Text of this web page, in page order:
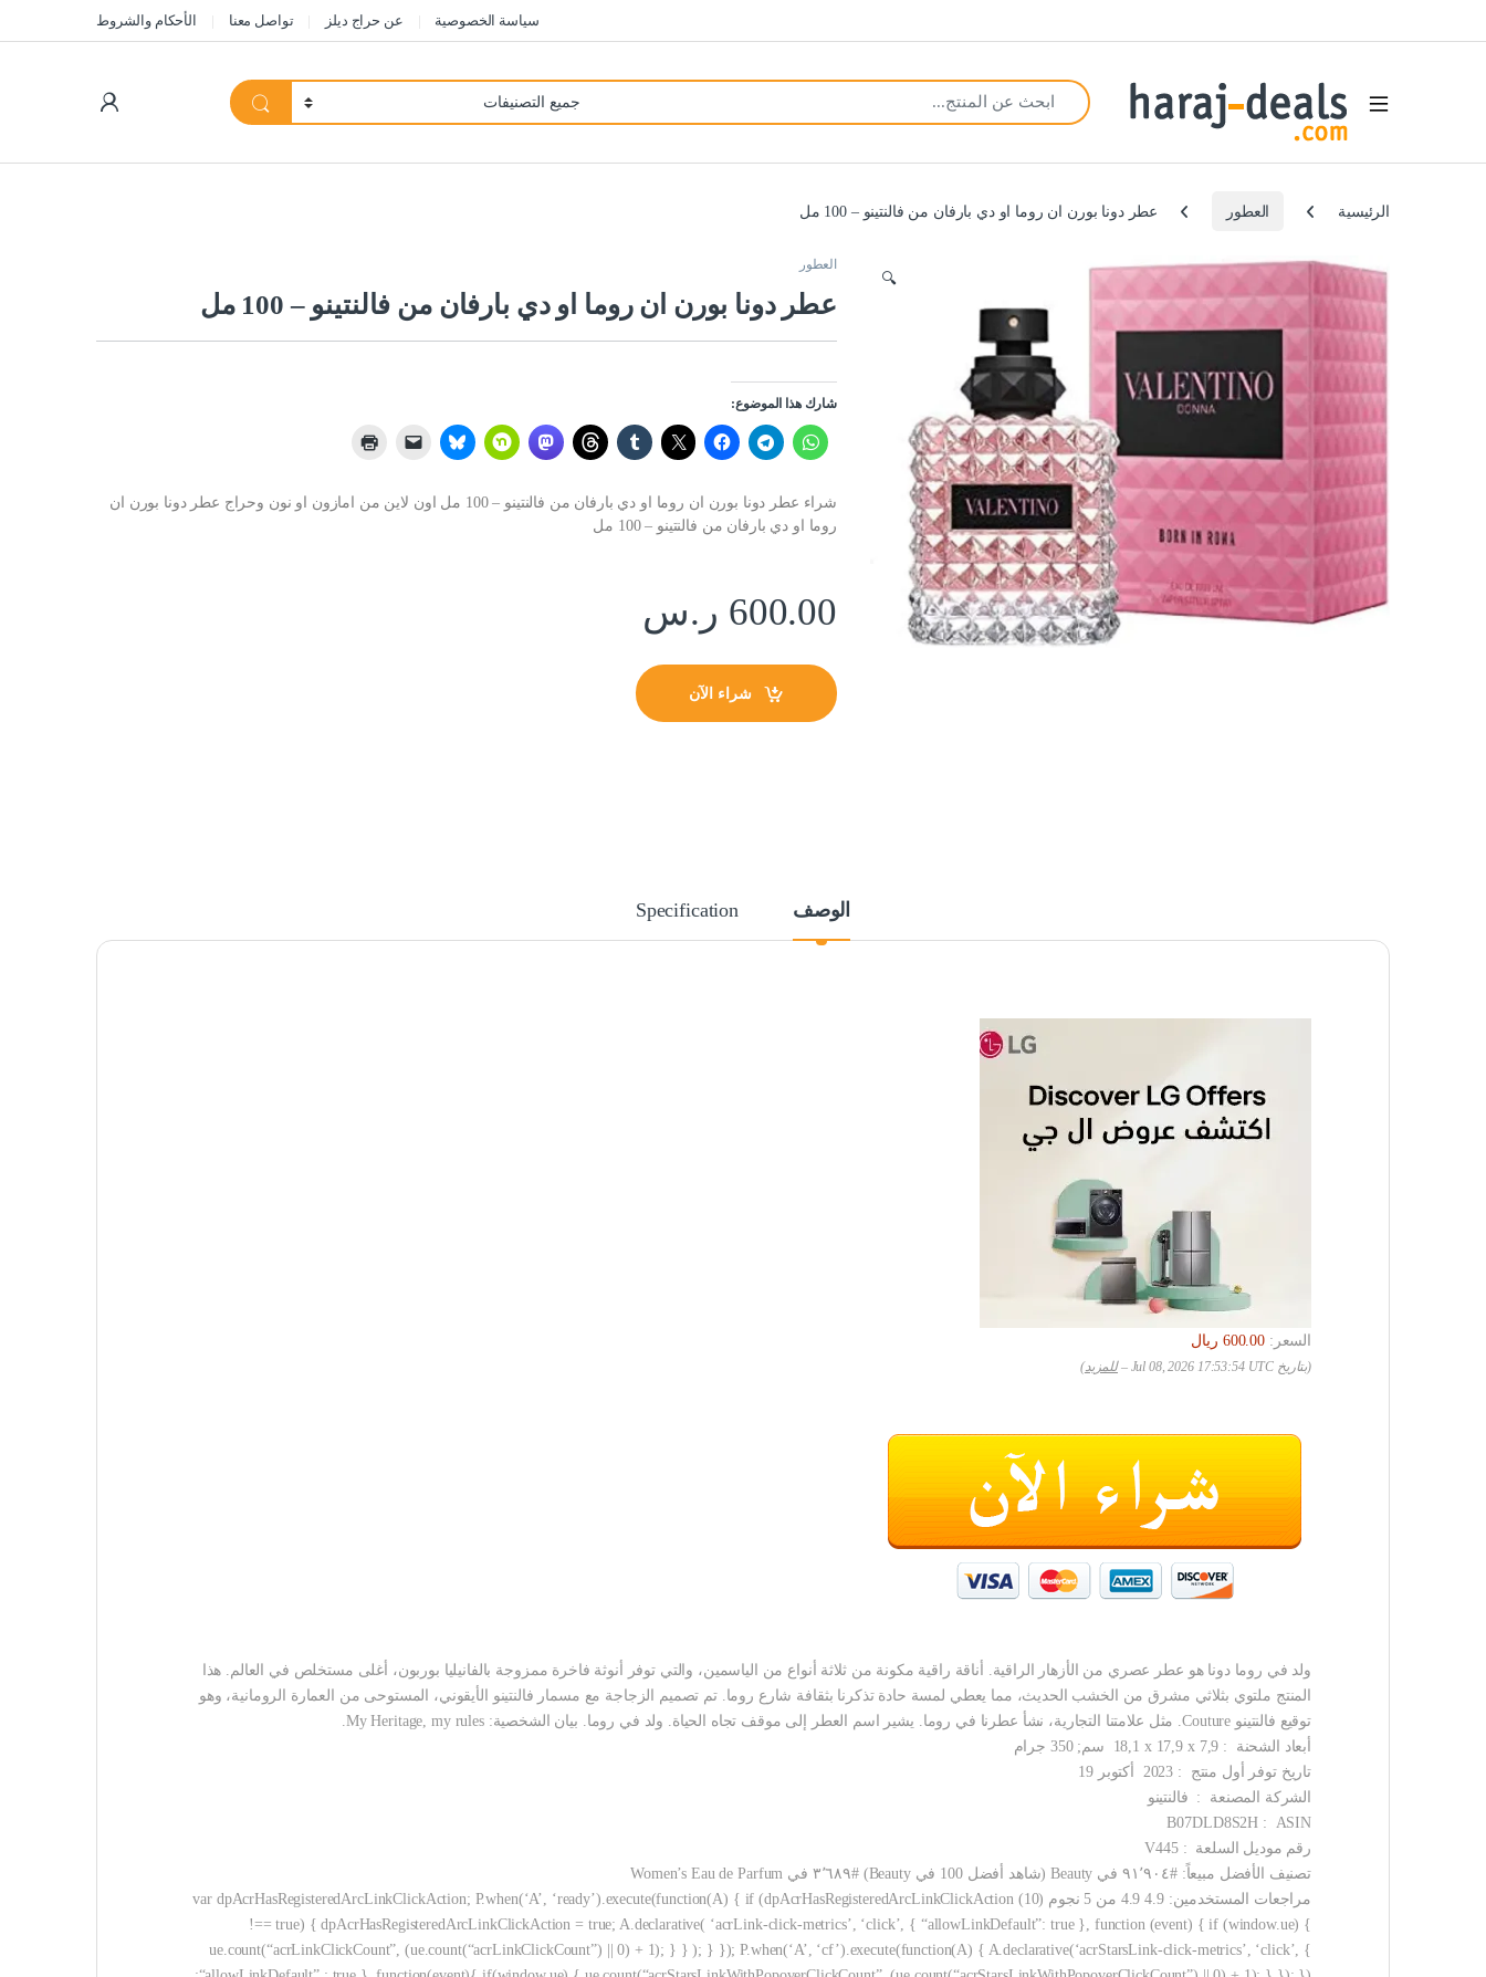
سياسة الخصوصية عن حراج ديلز تواصل معنا الأحكام والشروط
Open
Search for:
الرئيسية العطور عطر دونا بورن ان روما او دي بارفان من فالنتينو – 100 مل
🔍
العطور
عطر دونا بورن ان روما او دي بارفان من فالنتينو – 100 مل
شارك هذا الموضوع:
شراء عطر دونا بورن ان روما او دي بارفان من فالنتينو – 100 مل اون لاين من امازون او نون وحراج عطر دونا بورن ان
روما او دي بارفان من فالنتينو – 100 مل
600.00 ر.س
شراء الآن
الوصف Specification
السعر:
‏600.00 ريال
(بتاريخ Jul 08, 2026 17:53:54 UTC – للمزيد)
ولد في روما دونا هو عطر عصري من الأزهار الراقية. أناقة راقية مكونة من ثلاثة أنواع من الياسمين، والتي توفر أنوثة فاخرة ممزوجة بالفانيليا بوربون، أغلى مستخلص في العالم. هذا
المنتج ملتوي بثلاثي مشرق من الخشب الحديث، مما يعطي لمسة حادة تذكرنا بثقافة شارع روما. تم تصميم الزجاجة مع مسمار فالنتينو الأيقوني، المستوحى من العمارة الرومانية، وهو
توقيع فالنتينو Couture. مثل علامتنا التجارية، نشأ عطرنا في روما. يشير اسم العطر إلى موقف تجاه الحياة. ولد في روما. بيان الشخصية: My Heritage, my rules.
أبعاد الشحنة ‏ : ‎ 18,1 x 17,9 x 7,9 سم; 350 جرام
تاريخ توفر أول منتج ‏ : ‎ 2023 أكتوبر 19
الشركة المصنعة ‏ : ‎ فالنتينو
ASIN ‏ : ‎ B07DLD8S2H
رقم موديل السلعة ‏ : ‎ V445
تصنيف الأفضل مبيعاً: #٩١٬٩٠٤ في Beauty (شاهد أفضل 100 في Beauty) #٣٬٦٨٩ في Women’s Eau de Parfum
مراجعات المستخدمين: 4.9 4.9 من 5 نجوم (10) var dpAcrHasRegisteredArcLinkClickAction; P.when(‘A’, ‘ready’).execute(function(A) { if (dpAcrHasRegisteredArcLinkClickAction
!== true) { dpAcrHasRegisteredArcLinkClickAction = true; A.declarative( ‘acrLink-click-metrics’, ‘click’, { “allowLinkDefault”: true }, function (event) { if (window.ue) {
ue.count(“acrLinkClickCount”, (ue.count(“acrLinkClickCount”) || 0) + 1); } } ); } }); P.when(‘A’, ‘cf’).execute(function(A) { A.declarative(‘acrStarsLink-click-metrics’, ‘click’, {